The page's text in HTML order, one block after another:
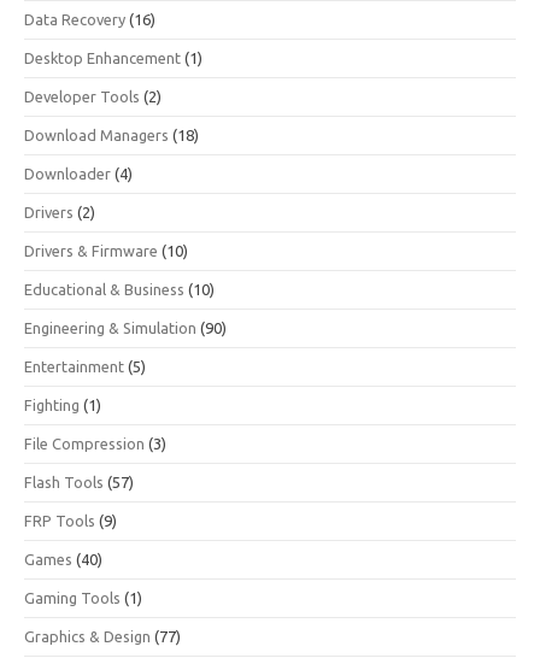
Data Recovery (16)
Desktop Enhancement (1)
Developer Tools (2)
Download Managers (18)
Downloader (4)
Drivers (2)
Drivers & Firmware (10)
Educational & Business (10)
Engineering & Simulation (90)
Entertainment (5)
Fighting (1)
File Compression (3)
Flash Tools (57)
FRP Tools (9)
Games (40)
Gaming Tools (1)
Graphics & Design (77)